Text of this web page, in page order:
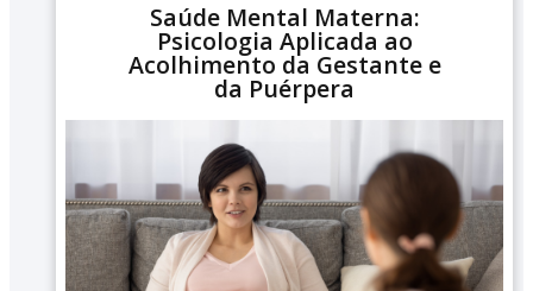
Saúde Mental Materna:
Psicologia Aplicada ao
Acolhimento da Gestante e
da Puérpera